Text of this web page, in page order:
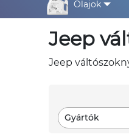
olajok
jeep
jeep
Gyártók